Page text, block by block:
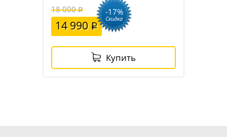
18 000
14 990
-17%
Скидка
Купить